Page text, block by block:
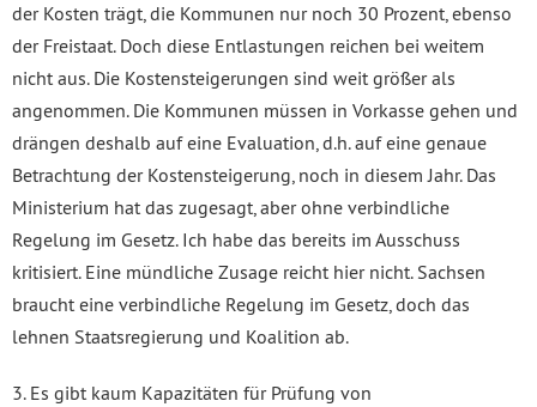
der Kosten trägt, die Kommunen nur noch 30 Prozent, ebenso
der Freistaat. Doch diese Entlastungen reichen bei weitem
nicht aus. Die Kostensteigerungen sind weit größer als
angenommen. Die Kommunen müssen in Vorkasse gehen und
drängen deshalb auf eine Evaluation, d.h. auf eine genaue
Betrachtung der Kostensteigerung, noch in diesem Jahr. Das
Ministerium hat das zugesagt, aber ohne verbindliche
Regelung im Gesetz. Ich habe das bereits im Ausschuss
kritisiert. Eine mündliche Zusage reicht hier nicht. Sachsen
braucht eine verbindliche Regelung im Gesetz, doch das
lehnen Staatsregierung und Koalition ab.
3. Es gibt kaum Kapazitäten für Prüfung von